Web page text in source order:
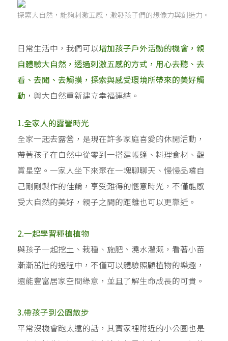
探索大自然，能夠刺激五感，激發孩子們的想像力與創造力。
日常生活中，我們可以增加孩子戶外活動的機會，親
自體驗大自然，透過刺激五感的方式，用心去聽、去
看、去聞、去觸摸，探索與感受環境所帶來的美好觸
動 ，與大自然重新建立幸福連結。
1.全家人的露營時光
全家一起去露營，是現在許多家庭喜愛的休閒活動，
帶著孩子在自然中從零到一搭建帳篷、料理食材、觀
賞星空。一家人坐下來聚在一塊聊聊天、慢慢品嚐自
己剛剛製作的佳餚，享受難得的愜意時光，不僅能感
受大自然的美好，親子之間的距離也可以更靠近。
2.一起學習種植植物
與孩子一起挖土、栽種、施肥、澆水灌溉，看著小苗
漸漸茁壯的過程中，不僅可以體驗照顧植物的樂趣，
還能豐富居家空間綠意，並且了解生命成長的可貴。
3.帶孩子到公園散步
平常沒機會跑太遠的話，其實家裡附近的小公園也是